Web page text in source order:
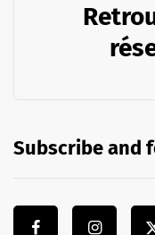
Subscribe and